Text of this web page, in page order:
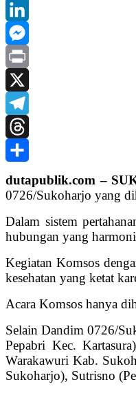
Tumblr
LinkedIn
Messenger
Print
X
Telegram
Threads
Share
dutapublik.com –
0726/Sukoharjo yang
Dalam sistem
hubungan yang
Kegiatan Komsos
kesehatan yang ketat
Acara Komsos hanya
Selain Dandim 0726/
Pepabri Kec.
Warakawuri Kab.
Sukoharjo), Sutrisno